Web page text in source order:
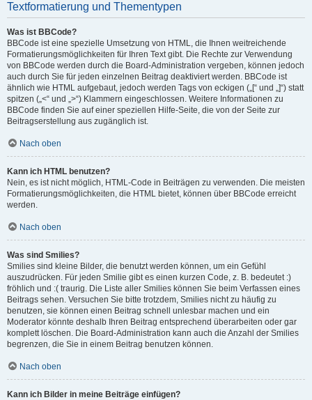
Textformatierung und Thementypen
Was ist BBCode?
BBCode ist eine spezielle Umsetzung von HTML, die Ihnen weitreichende
Formatierungsmöglichkeiten für Ihren Text gibt. Die Rechte zur Verwendung
von BBCode werden durch die Board-Administration vergeben, können jedoch
auch durch Sie für jeden einzelnen Beitrag deaktiviert werden. BBCode ist
ähnlich wie HTML aufgebaut, jedoch werden Tags von eckigen („[“ und „]“) statt
spitzen („<“ und „>“) Klammern eingeschlossen. Weitere Informationen zu
BBCode finden Sie auf einer speziellen Hilfe-Seite, die von der Seite zur
Beitragserstellung aus zugänglich ist.
Nach oben
Kann ich HTML benutzen?
Nein, es ist nicht möglich, HTML-Code in Beiträgen zu verwenden. Die meisten
Formatierungsmöglichkeiten, die HTML bietet, können über BBCode erreicht
werden.
Nach oben
Was sind Smilies?
Smilies sind kleine Bilder, die benutzt werden können, um ein Gefühl
auszudrücken. Für jeden Smilie gibt es einen kurzen Code, z. B. bedeutet :)
fröhlich und :( traurig. Die Liste aller Smilies können Sie beim Verfassen eines
Beitrags sehen. Versuchen Sie bitte trotzdem, Smilies nicht zu häufig zu
benutzen, sie können einen Beitrag schnell unlesbar machen und ein
Moderator könnte deshalb Ihren Beitrag entsprechend überarbeiten oder gar
komplett löschen. Die Board-Administration kann auch die Anzahl der Smilies
begrenzen, die Sie in einem Beitrag benutzen können.
Nach oben
Kann ich Bilder in meine Beiträge einfügen?